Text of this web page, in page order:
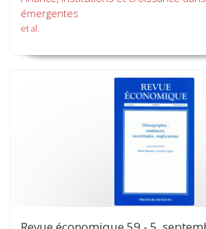
émergentes
et al.